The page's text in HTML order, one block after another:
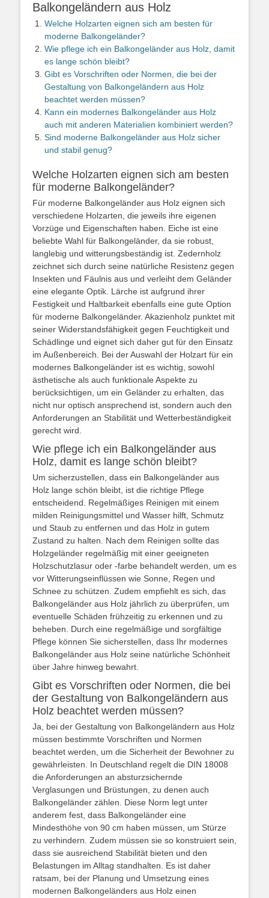
Balkongeländern aus Holz
Welche Holzarten eignen sich am besten für
moderne Balkongeländer?
Wie pflege ich ein Balkongeländer aus Holz, damit
es lange schön bleibt?
Gibt es Vorschriften oder Normen, die bei der
Gestaltung von Balkongeländern aus Holz
beachtet werden müssen?
Kann ein modernes Balkongeländer aus Holz
auch mit anderen Materialien kombiniert werden?
Sind moderne Balkongeländer aus Holz sicher
und stabil genug?
Welche Holzarten eignen sich am besten
für moderne Balkongeländer?
Für moderne Balkongeländer aus Holz eignen sich
verschiedene Holzarten, die jeweils ihre eigenen
Vorzüge und Eigenschaften haben. Eiche ist eine
beliebte Wahl für Balkongeländer, da sie robust,
langlebig und witterungsbeständig ist. Zedernholz
zeichnet sich durch seine natürliche Resistenz gegen
Insekten und Fäulnis aus und verleiht dem Geländer
eine elegante Optik. Lärche ist aufgrund ihrer
Festigkeit und Haltbarkeit ebenfalls eine gute Option
für moderne Balkongeländer. Akazienholz punktet mit
seiner Widerstandsfähigkeit gegen Feuchtigkeit und
Schädlinge und eignet sich daher gut für den Einsatz
im Außenbereich. Bei der Auswahl der Holzart für ein
modernes Balkongeländer ist es wichtig, sowohl
ästhetische als auch funktionale Aspekte zu
berücksichtigen, um ein Geländer zu erhalten, das
nicht nur optisch ansprechend ist, sondern auch den
Anforderungen an Stabilität und Wetterbeständigkeit
gerecht wird.
Wie pflege ich ein Balkongeländer aus
Holz, damit es lange schön bleibt?
Um sicherzustellen, dass ein Balkongeländer aus
Holz lange schön bleibt, ist die richtige Pflege
entscheidend. Regelmäßiges Reinigen mit einem
milden Reinigungsmittel und Wasser hilft, Schmutz
und Staub zu entfernen und das Holz in gutem
Zustand zu halten. Nach dem Reinigen sollte das
Holzgeländer regelmäßig mit einer geeigneten
Holzschutzlasur oder -farbe behandelt werden, um es
vor Witterungseinflüssen wie Sonne, Regen und
Schnee zu schützen. Zudem empfiehlt es sich, das
Balkongeländer aus Holz jährlich zu überprüfen, um
eventuelle Schäden frühzeitig zu erkennen und zu
beheben. Durch eine regelmäßige und sorgfältige
Pflege können Sie sicherstellen, dass Ihr modernes
Balkongeländer aus Holz seine natürliche Schönheit
über Jahre hinweg bewahrt.
Gibt es Vorschriften oder Normen, die bei
der Gestaltung von Balkongeländern aus
Holz beachtet werden müssen?
Ja, bei der Gestaltung von Balkongeländern aus Holz
müssen bestimmte Vorschriften und Normen
beachtet werden, um die Sicherheit der Bewohner zu
gewährleisten. In Deutschland regelt die DIN 18008
die Anforderungen an absturzsichernde
Verglasungen und Brüstungen, zu denen auch
Balkongeländer zählen. Diese Norm legt unter
anderem fest, dass Balkongeländer eine
Mindesthöhe von 90 cm haben müssen, um Stürze
zu verhindern. Zudem müssen sie so konstruiert sein,
dass sie ausreichend Stabilität bieten und den
Belastungen im Alltag standhalten. Es ist daher
ratsam, bei der Planung und Umsetzung eines
modernen Balkongeländers aus Holz einen